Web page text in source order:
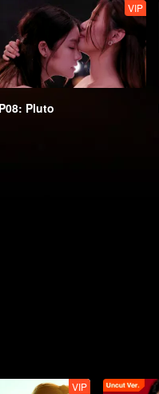
VIP
Pluto
VIP